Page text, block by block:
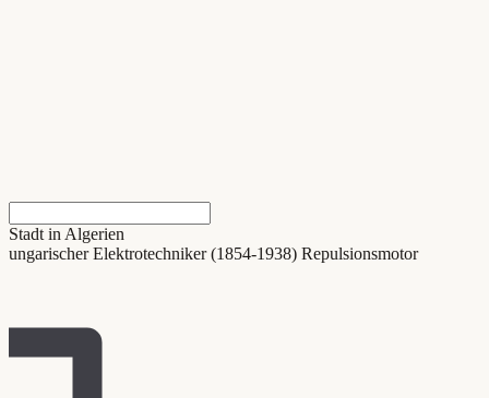
Stadt in Algerien
ungarischer Elektrotechniker (1854-1938) Repulsionsmotor